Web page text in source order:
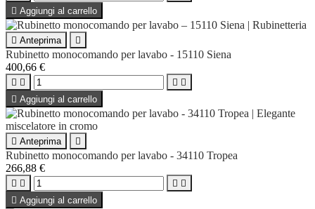
 Aggiungi al carrello
 Anteprima 
Rubinetto monocomando per lavabo - 15110 Siena
400,66 €
   
 Aggiungi al carrello
 Anteprima 
Rubinetto monocomando per lavabo - 34110 Tropea
266,88 €
   
 Aggiungi al carrello